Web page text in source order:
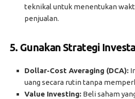
teknikal untuk menentukan
penjualan.
5. Gunakan Strategi
Dollar-Cost Averaging (DCA):
uang secara rutin tanpa
Value Investing: Beli saham